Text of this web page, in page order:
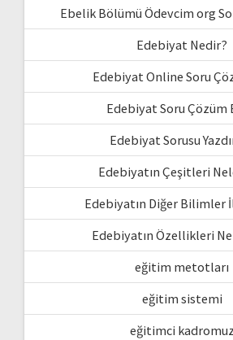
Ebelik Bölümü Ödevcim org
Edebiyat Nedir?
Edebiyat Online Soru
Edebiyat Soru Çözüm
Edebiyat Sorusu
Edebiyatın Çeşitleri
Edebiyatın Diğer Bilimler
Edebiyatın Özellikleri
eğitim metotları
eğitim sistemi
eğitimci kadromuz